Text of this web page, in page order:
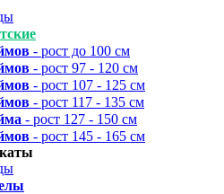
- рост до 100 см
- рост 97 - 120 см
- рост 107 - 125 см
- рост 117 - 135 см
- рост 127 - 150 см
- рост 145 - 165 см